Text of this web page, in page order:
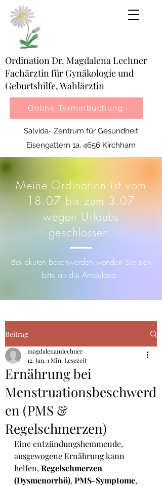
Ordination Dr. Magdalena Lechner
Fachärztin für Gynäkologie und
Geburtshilfe, Wahlärztin
Online Terminbuchung
Salvida- Zentrum für Gesundheit
Eisengattern 1a, 4656 Kirchham
Meine Ordination ist vom
18.07 bis zum 3.07
wegen Urlaubs
geschlossen.
Bei akuten Beschwerden wenden Sie sich
bitte an die Ambulanz.
Beitrag
Ernährung bei
Menstruationsbeschwerd
en (PMS &
Regelschmerzen)
magdalenamlechner
12. Jan. 1 Min. Lesezeit
Eine entzündungshemmende,
ausgewogene Ernährung kann
helfen, Regelschmerzen
(Dysmenorrhö), PMS-Symptome,